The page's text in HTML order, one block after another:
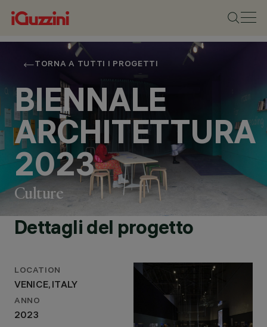
TORNA A TUTTI I PROGETTI
BIENNALE
ARCHITETTURA
2023
Culture
Dettagli del progetto
LOCATION
VENICE, ITALY
ANNO
2023